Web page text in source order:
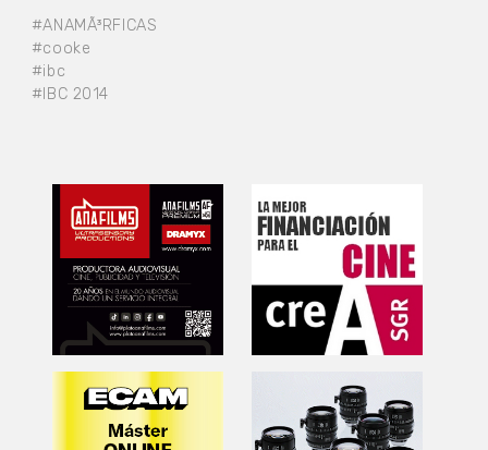
#ANAMÃ³RFICAS
#cooke
#ibc
#IBC 2014